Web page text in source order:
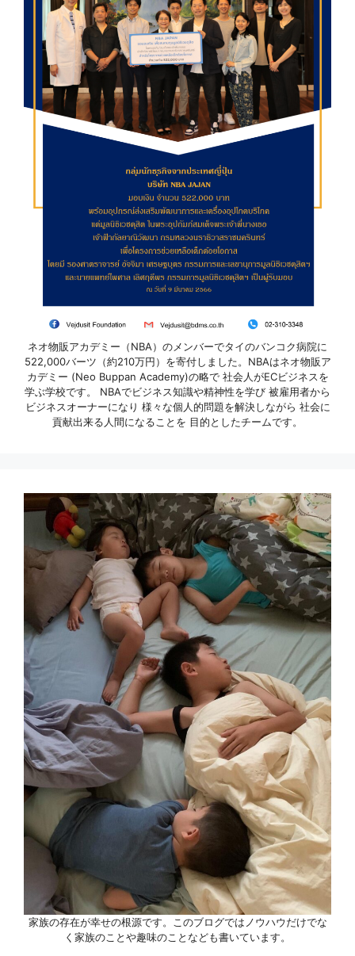
ネオ物販アカデミー（NBA）のメンバーでタイのバンコク病院に
522,000バーツ（約210万円）を寄付しました。NBAはネオ物販ア
カデミー (Neo Buppan Academy)の略で 社会人がECビジネスを
学ぶ学校です。 NBAでビジネス知識や精神性を学び 被雇用者から
ビジネスオーナーになり 様々な個人的問題を解決しながら 社会に
貢献出来る人間になることを 目的としたチームです。
家族の存在が幸せの根源です。このブログではノウハウだけでな
く家族のことや趣味のことなども書いています。